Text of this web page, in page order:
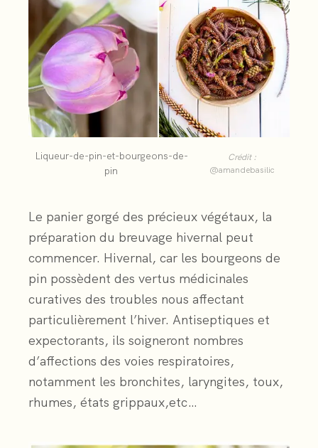
Liqueur-de-pin-et-bourgeons-de-
pin
Crédit :
@amandebasilic
Le panier gorgé des précieux végétaux, la
préparation du breuvage hivernal peut
commencer. Hivernal, car les bourgeons de
pin possèdent des vertus médicinales
curatives des troubles nous affectant
particulièrement l’hiver. Antiseptiques et
expectorants, ils soigneront nombres
d’affections des voies respiratoires,
notamment les bronchites, laryngites, toux,
rhumes, états grippaux,etc…